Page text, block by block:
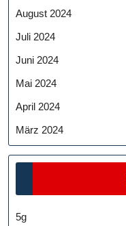
August 2024
Juli 2024
Juni 2024
Mai 2024
April 2024
März 2024
5g